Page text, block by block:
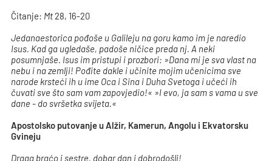
Čitanje: Mt 28, 16-20
Jedanaestorica pođoše u Galileju na goru kamo im je naredio
Isus. Kad ga ugledaše, padoše ničice preda nj. A neki
posumnjaše. Isus im pristupi i prozbori: »Dana mi je sva vlast na
nebu i na zemlji! Pođite dakle i učinite mojim učenicima sve
narode krsteći ih u ime Oca i Sina i Duha Svetoga i učeći ih
čuvati sve što sam vam zapovjedio!« »I evo, ja sam s vama u sve
dane - do svršetka svijeta.«
Apostolsko putovanje u Alžir, Kamerun, Angolu i Ekvatorsku
Gvineju
Draga braćo i sestre, dobar dan i dobrodošli!